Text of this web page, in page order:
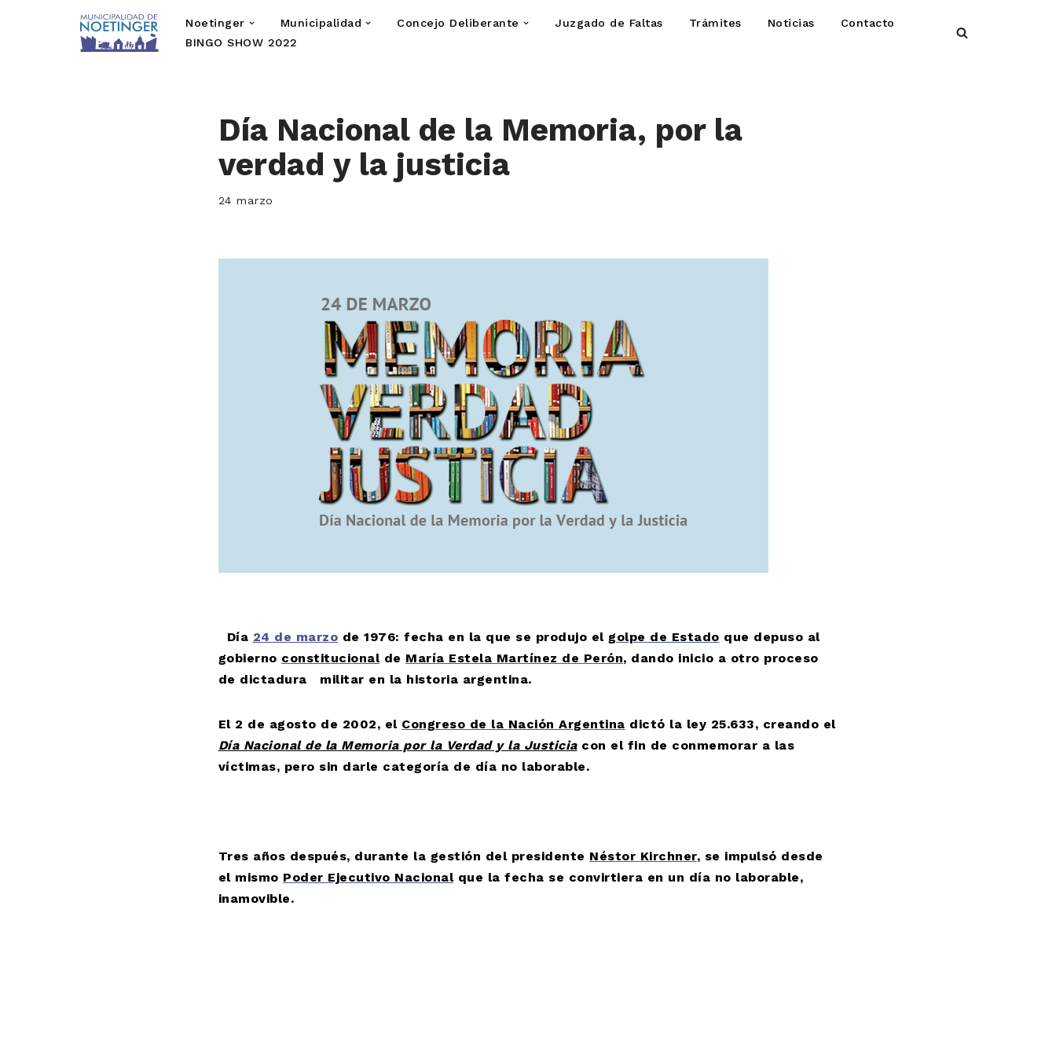
Noetinger Municipalidad Concejo Deliberante Juzgado de Faltas Trámites Noticias
Contacto
BINGO SHOW 2022
Día Nacional de la Memoria, por la
verdad y la justicia
24 marzo
Día 24 de marzo de 1976: fecha en la que se produjo el golpe de Estado que depuso al
gobierno constitucionalde María Estela Martínez de Perón, dando inicio a otro proceso
de dictadura militar en la historia argentina.
El 2 de agosto de 2002, el Congreso de la Nación Argentina dictó la ley 25.633, creando el
Día Nacional de la Memoria por la Verdad y la Justiciacon el fin de conmemorar a las
víctimas, pero sin darle categoría de día no laborable.
Tres años después, durante la gestión del presidente Néstor Kirchner, se impulsó desde
el mismo Poder Ejecutivo Nacionalque la fecha se convirtiera en un día no laborable,
inamovible.